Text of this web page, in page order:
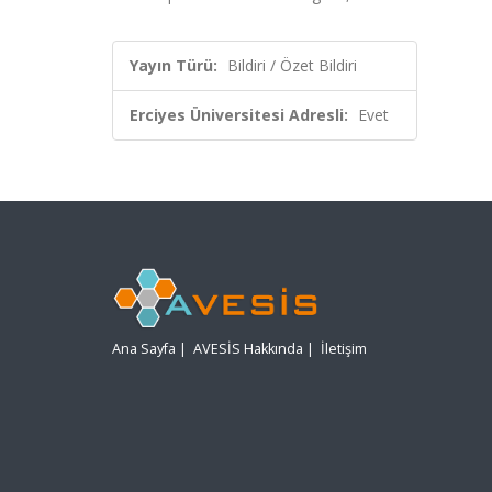
Yayın Türü: Bildiri / Özet Bildiri
Erciyes Üniversitesi Adresli: Evet
Ana Sayfa | AVESİS Hakkında | İletişim